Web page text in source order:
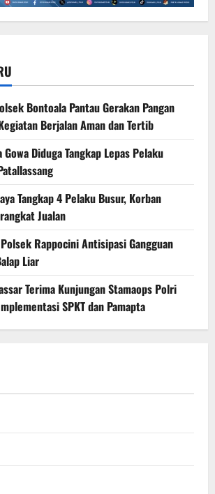
Bontoala Pantau Gerakan Pangan
Berjalan Aman dan Tertib
Diduga Tangkap Lepas Pelaku
Tangkap 4 Pelaku Busur, Korban
Jualan
Rappocini Antisipasi Gangguan
Liar
Terima Kunjungan Stamaops Polri
SPKT dan Pamapta